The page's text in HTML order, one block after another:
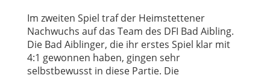
Im zweiten Spiel traf der Heimstettener
Nachwuchs auf das Team des DFI Bad Aibling.
Die Bad Aiblinger, die ihr erstes Spiel klar mit
4:1 gewonnen haben, gingen sehr
selbstbewusst in diese Partie. Die